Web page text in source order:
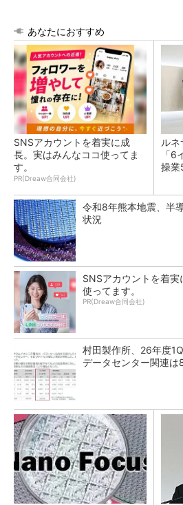
あなたにおすすめ
SNSアカウントを着実に成
長。実はみんなココ使ってま
す。
PR(Dreaw合同会社)
ル
「6
操
令和8年熊本地震、半
状況
SNSアカウントを着
使ってます。
PR(Dreaw合同会社)
村田製作所、26年度
データセンター関連は